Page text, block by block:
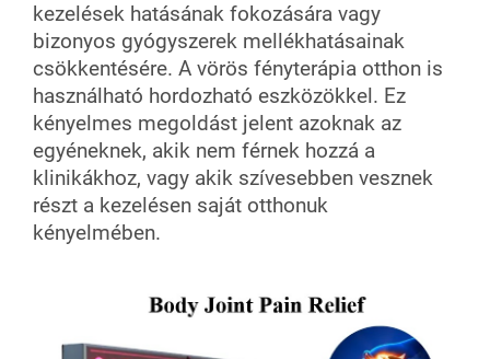
kezelések hatásának fokozására vagy
bizonyos gyógyszerek mellékhatásainak
csökkentésére. A vörös fényterápia otthon is
használható hordozható eszközökkel. Ez
kényelmes megoldást jelent azoknak az
egyéneknek, akik nem férnek hozzá a
klinikákhoz, vagy akik szívesebben vesznek
részt a kezelésen saját otthonuk
kényelmében.